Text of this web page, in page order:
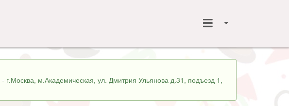
м.Академическая, ул. Дмитрия Ульянова д.31, подъезд 1,